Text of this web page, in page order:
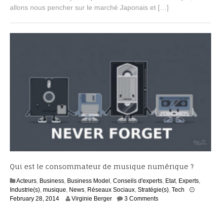
allons nous pencher sur le marché Japonais et […]
Qui est le consommateur de musique numérique ?
Acteurs Business Business Model Conseils d'experts Etat, Experts
Industrie(s) musique News Réseaux Sociaux Stratégie(s) Tech
February 28, 2014A
Virginie Berger 3 Comments